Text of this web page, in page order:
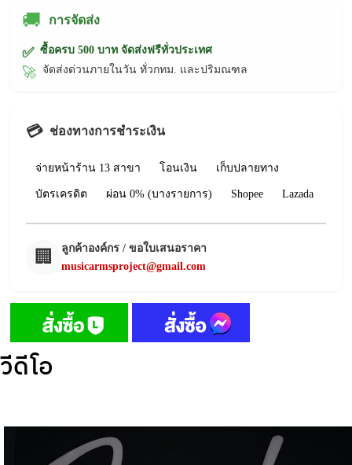
🚚 การจัดส่ง
✅ ซื้อครบ 500 บาท จัดส่งฟรีทั่วประเทศ
🚀 จัดส่งด่วนภายในวัน ทั่วกทม. และปริมณฑล
💳 ช่องทางการชำระเงิน
จ่ายหน้าร้าน 13 สาขา โอนเงิน เก็บปลายทาง
บัตรเครดิต ผ่อน 0% (บางรายการ) Shopee Lazada
🏢
ลูกค้าองค์กร / ขอใบเสนอราคา
musicarmsproject@gmail.com
วีดีโอ